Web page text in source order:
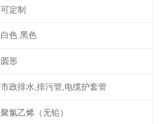
可定制
白色 黑色
圆形
市政排水,排污管,电缆护套管
聚氯乙烯（无铅）